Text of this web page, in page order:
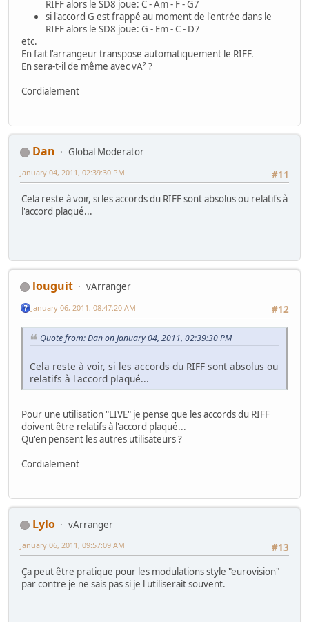
RIFF alors le SD8 joue: C - Am - F - G7
si l'accord G est frappé au moment de l'entrée dans le
RIFF alors le SD8 joue: G - Em - C - D7
etc.
En fait l'arrangeur transpose automatiquement le RIFF.
En sera-t-il de même avec vA² ?
Cordialement
Dan
Global Moderator
#11
January 04, 2011, 02:39:30 PM
Cela reste à voir, si les accords du RIFF sont absolus ou relatifs à
l'accord plaqué...
louguit
vArranger
#12
January 06, 2011, 08:47:20 AM
Quote from: Dan on January 04, 2011, 02:39:30 PM
Cela reste à voir, si les accords du RIFF sont absolus ou
relatifs à l'accord plaqué...
Pour une utilisation "LIVE" je pense que les accords du RIFF
doivent être relatifs à l'accord plaqué...
Qu'en pensent les autres utilisateurs ?
Cordialement
Lylo
vArranger
#13
January 06, 2011, 09:57:09 AM
Ça peut être pratique pour les modulations style "eurovision"
par contre je ne sais pas si je l'utiliserait souvent.